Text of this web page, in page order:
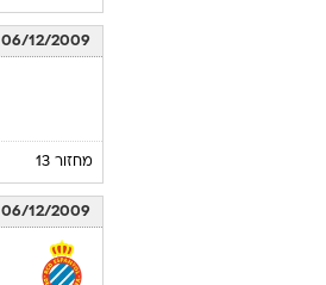
06/12/2009
מחזור 13
06/12/2009